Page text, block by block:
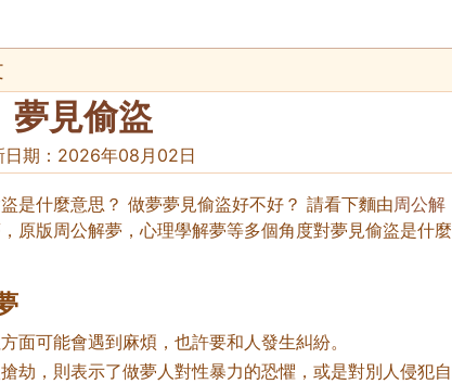
夢見偷盜
期： 2026年08月02日
是什麼意思？ 做夢夢見偷盜好不好？ 請看下麵由周公解
原版周公解夢，心理學解夢等多個角度對夢見偷盜是什麼
面可能會遇到麻煩，也許要和人發生糾紛。
劫，則表示了做夢人對性暴力的恐懼，或是對別人侵犯自